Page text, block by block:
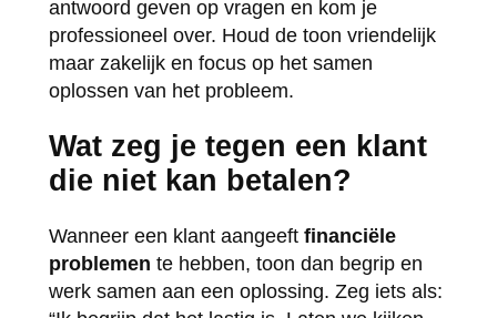
antwoord geven op vragen en kom je
professioneel over. Houd de toon vriendelijk
maar zakelijk en focus op het samen
oplossen van het probleem.
Wat zeg je tegen een klant
die niet kan betalen?
Wanneer een klant aangeeft financiële
problemen te hebben, toon dan begrip en
werk samen aan een oplossing. Zeg iets als: